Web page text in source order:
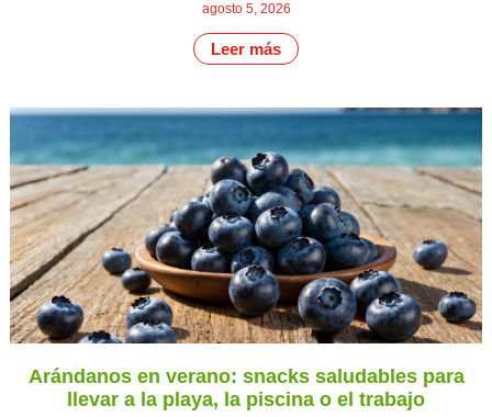
agosto 5, 2026
Leer más
Arándanos en verano: snacks saludables para
llevar a la playa, la piscina o el trabajo